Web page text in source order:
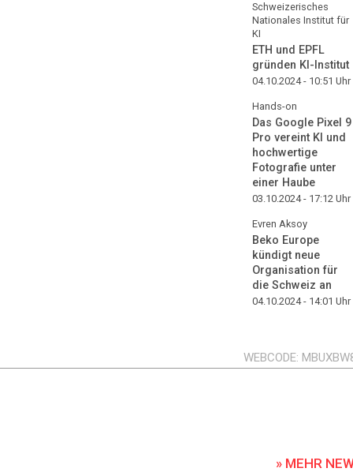
Schweizerisches
Nationales Institut für
KI
ETH und EPFL
gründen KI-Institut
04.10.2024 - 10:51 Uhr
Hands-on
Das Google Pixel 9
Pro vereint KI und
hochwertige
Fotografie unter
einer Haube
03.10.2024 - 17:12 Uhr
Evren Aksoy
Beko Europe
kündigt neue
Organisation für
die Schweiz an
04.10.2024 - 14:01 Uhr
WEBCODE
» MEHR